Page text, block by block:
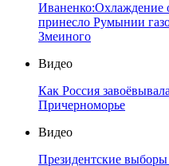
Иваненко:Охлаждение
принесло Румынии
Змеиного
Видео
Как Россия
Причерноморье
Видео
Президентские